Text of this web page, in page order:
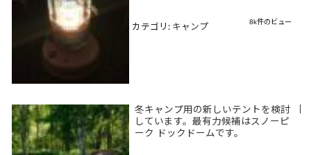
8k件のビュー
カテゴリ: キャンプ
冬キャンプ用の新しいテントを検討
しています。最有力候補はスノーピ
ーク ドックドームです。